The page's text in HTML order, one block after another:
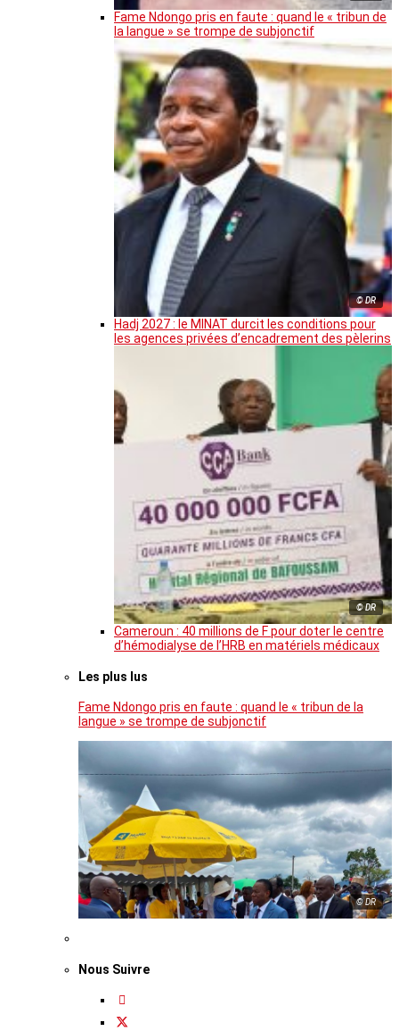
Fame Ndongo pris en faute : quand le « tribun de
la langue » se trompe de subjonctif
© DR
Hadj 2027 : le MINAT durcit les conditions pour
les agences privées d’encadrement des pèlerins
© DR
Cameroun : 40 millions de F pour doter le centre
d’hémodialyse de l’HRB en matériels médicaux
Les plus lus
Fame Ndongo pris en faute : quand le « tribun de la
langue » se trompe de subjonctif
© DR
Nous Suivre